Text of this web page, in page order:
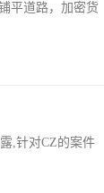
平道路，加密货
,针对CZ的案件